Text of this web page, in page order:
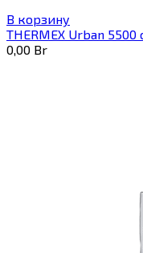
В корзину
THERMEX Urban 5500
0,00 Br